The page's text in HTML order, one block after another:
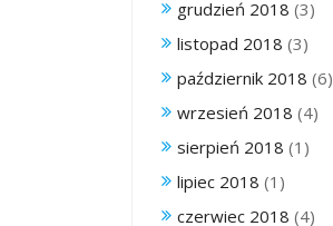
grudzień 2018 (3)
listopad 2018 (3)
październik 2018 (6)
wrzesień 2018 (4)
sierpień 2018 (1)
lipiec 2018 (1)
czerwiec 2018 (4)